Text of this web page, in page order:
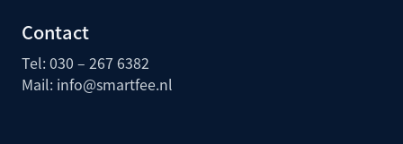
Contact
Tel: 030 – 267 6382
Mail: info@smartfee.nl